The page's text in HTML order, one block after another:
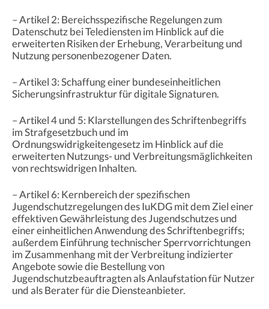
– Artikel 2: Bereichsspezifische Regelungen zum
Datenschutz bei Telediensten im Hinblick auf die
erweiterten Risiken der Erhebung, Verarbeitung und
Nutzung personenbezogener Daten.
– Artikel 3: Schaffung einer bundeseinheitlichen
Sicherungsinfrastruktur für digitale Signaturen.
– Artikel 4 und 5: Klarstellungen des Schriftenbegriffs
im Strafgesetzbuch und im
Ordnungswidrigkeitengesetz im Hinblick auf die
erweiterten Nutzungs- und Verbreitungsmäglichkeiten
von rechtswidrigen Inhalten.
– Artikel 6: Kernbereich der spezifischen
Jugendschutzregelungen des IuKDG mit dem Ziel einer
effektiven Gewährleistung des Jugendschutzes und
einer einheitlichen Anwendung des Schriftenbegriffs;
außerdem Einführung technischer Sperrvorrichtungen
im Zusammenhang mit der Verbreitung indizierter
Angebote sowie die Bestellung von
Jugendschutzbeauftragten als Anlaufstation für Nutzer
und als Berater für die Diensteanbieter.